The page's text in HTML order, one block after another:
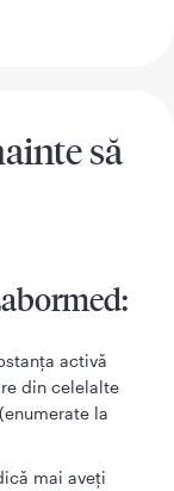
să
activă
din celelalte
la
mai aveţi